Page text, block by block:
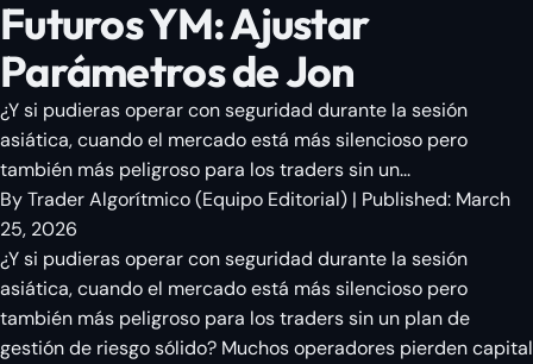
Futuros YM: Ajustar
Parámetros de Jon
¿Y si pudieras operar con seguridad durante la sesión
asiática, cuando el mercado está más silencioso pero
también más peligroso para los traders sin un...
ByTrader Algorítmico(Equipo Editorial) | Published: March
25, 2026
¿Y si pudieras operar con seguridad durante la sesión
asiática, cuando el mercado está más silencioso pero
también más peligroso para los traders sin un plan de
gestión de riesgo sólido? Muchos operadores pierden capital